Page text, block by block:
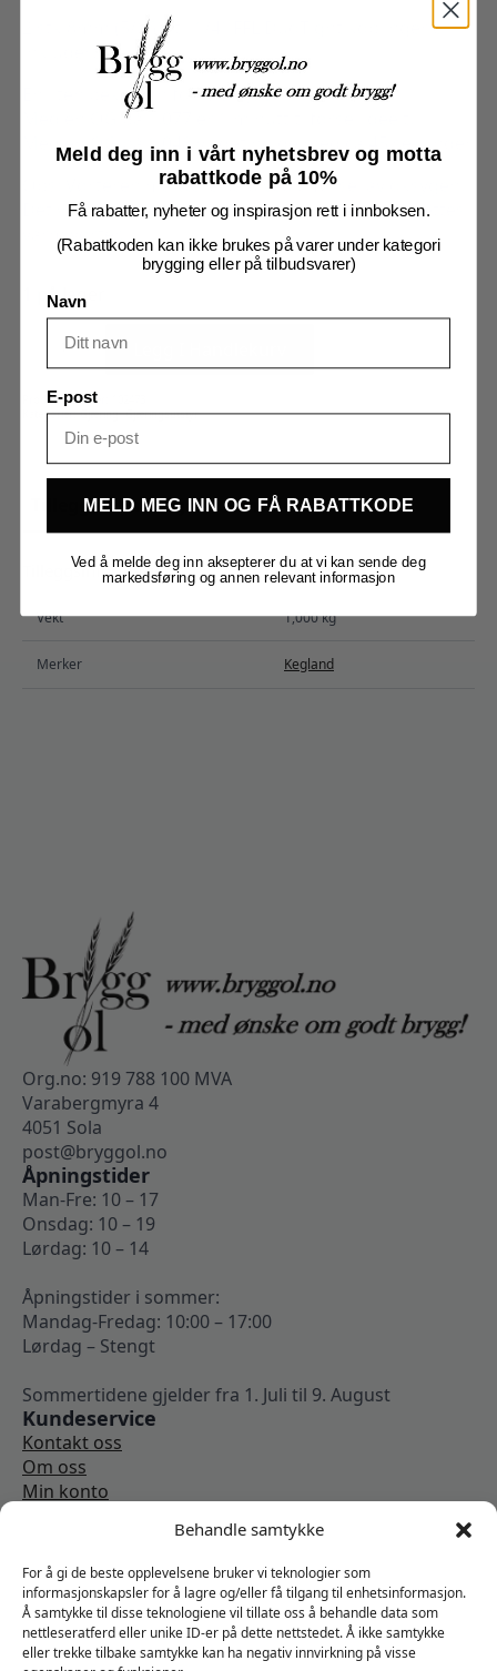
Behandle samtykke
For å gi de beste opplevelsene bruker vi teknologier som
informasjonskapsler for å lagre og/eller få tilgang til enhetsinformasjon.
Å samtykke til disse teknologiene vil tillate oss å behandle data som
nettleseratferd eller unike ID-er på dette nettstedet. Å ikke samtykke
eller trekke tilbake samtykke kan ha negativ innvirkning på visse
2 stk 8mm (5/16″) til 1/4″ FFL DuoTight koblinger er
inkludert
En liten pekepinn for mengde:
Med en OG på 1.077 er 1 minutt tilførsel ideelt.
Med en OG på 1.048 vil det holde med ca 45 sekunder.
Obs: Vørteren må være kald ved tilførsel av oksygen.
Det vil være svært vanskelig å få oksygen til å mettes i
varm vørter.
1 på lager
antall
Produktnummer:
Kategorier:Gjæring,Gjæringsutstyr
Tilleggsinformasjon Omtaler (0)
Tilleggsinformasjon
Vekt 1,000 kg
Merker Kegland
Org.no: 919 788 100 MVA
Varabergmyra 4
4051 Sola
post@bryggol.no
Åpningstider
Man-Fre: 10 – 17
Onsdag: 10 – 19
Lørdag: 10 – 14
Åpningstider i sommer:
Mandag-Fredag: 10:00 – 17:00
Lørdag – Stengt
Sommertidene gjelder fra 1. Juli til 9. August
Kundeservice
Kontakt oss
Om oss
Min konto
Vi er sosiale
Meld deg inn i vårt nyhetsbrev og motta
rabattkode på 10%
Få rabatter, nyheter og inspirasjon rett i innboksen.
(Rabattkoden kan ikke brukes på varer under kategori
brygging eller på tilbudsvarer)
Navn
E-post
MELD MEG INN OG FÅ RABATTKODE
Ved å melde deg inn aksepterer du at vi kan sende deg
markedsføring og annen relevant informasjon